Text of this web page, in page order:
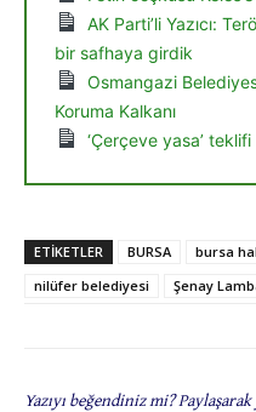
AK Parti’li Yazıcı:
bir safhaya girdik
Osmangazi
Koruma Kalkanı
‘Çerçeve yasa’
ETIKETLER BURSA bursa
nilüfer belediyesi
Şenay
Yazıyı beğendiniz mi?